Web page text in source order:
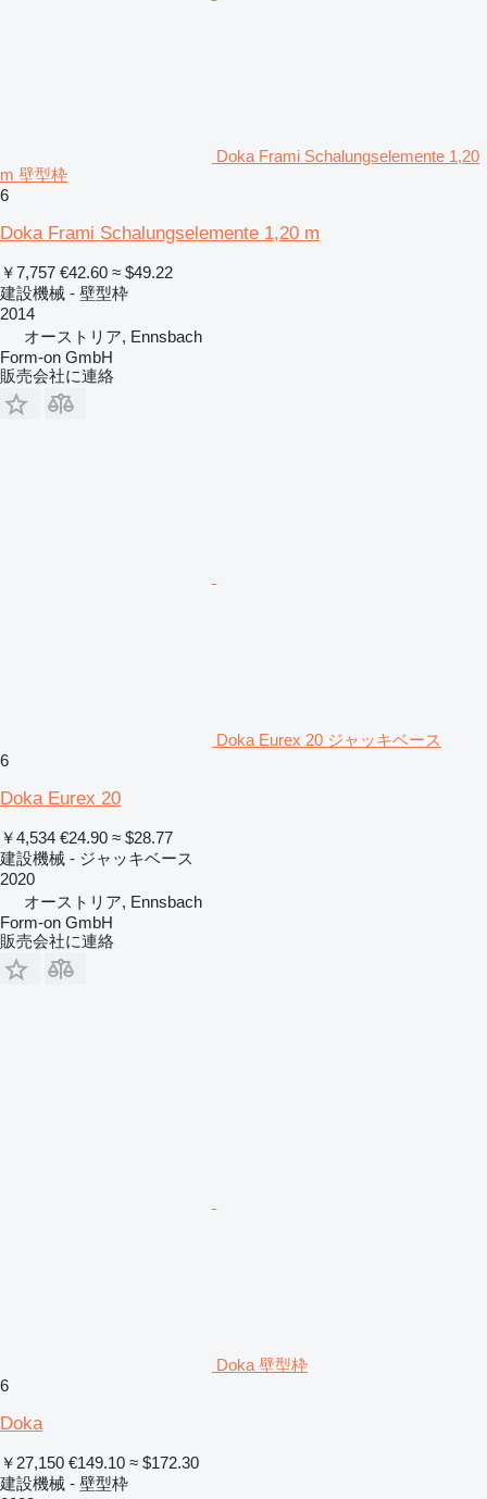
Doka Frami Schalungselemente 1,20
m 壁型枠
6
Doka Frami Schalungselemente 1,20 m
￥7,757 €42.60 ≈ $49.22
建設機械 - 壁型枠
2014
オーストリア, Ennsbach
Form-on GmbH
販売会社に連絡
Doka Eurex 20 ジャッキベース
6
Doka Eurex 20
￥4,534 €24.90 ≈ $28.77
建設機械 - ジャッキベース
2020
オーストリア, Ennsbach
Form-on GmbH
販売会社に連絡
Doka 壁型枠
6
Doka
￥27,150 €149.10 ≈ $172.30
建設機械 - 壁型枠